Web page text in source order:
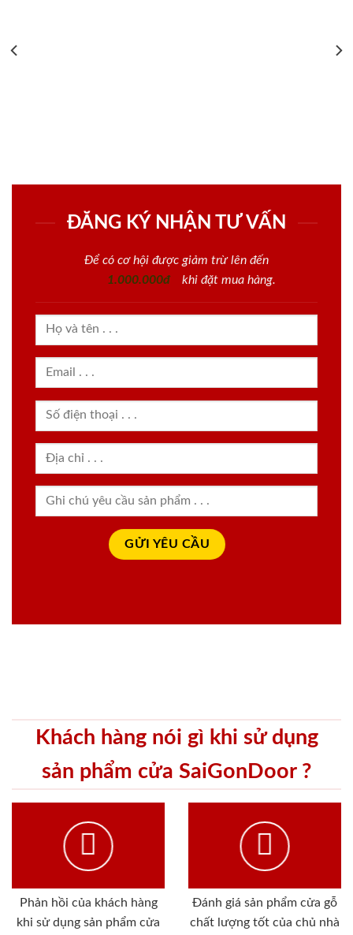
ĐĂNG KÝ NHẬN TƯ VẤN
Để có cơ hội được giảm trừ lên đến
1.000.000đ
khi đặt mua hàng.
Khách hàng nói gì khi sử dụng
sản phẩm cửa SaiGonDoor ?
Phản hồi của khách hàng
khi sử dụng sản phẩm cửa
Đánh giá sản phẩm cửa gỗ
chất lượng tốt của chủ nhà